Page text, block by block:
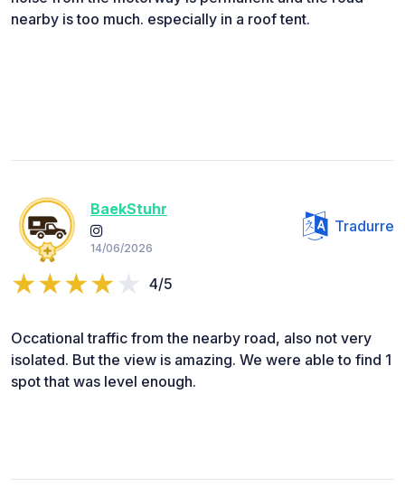
nearby is too much. especially in a roof tent.
BaekStuhr
14/06/2026
Tradurre
4/5
Occational traffic from the nearby road, also not very
isolated. But the view is amazing. We were able to find 1
spot that was level enough.